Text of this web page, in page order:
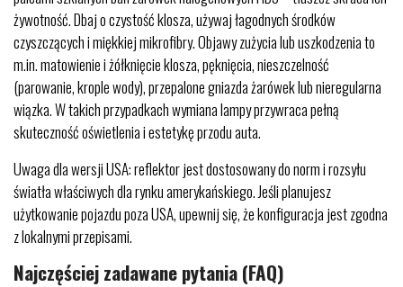
żywotność. Dbaj o czystość klosza, używaj łagodnych środków
czyszczących i miękkiej mikrofibry. Objawy zużycia lub uszkodzenia to
m.in. matowienie i żółknięcie klosza, pęknięcia, nieszczelność
(parowanie, krople wody), przepalone gniazda żarówek lub nieregularna
wiązka. W takich przypadkach wymiana lampy przywraca pełną
skuteczność oświetlenia i estetykę przodu auta.
Uwaga dla wersji USA: reflektor jest dostosowany do norm i rozsyłu
światła właściwych dla rynku amerykańskiego. Jeśli planujesz
użytkowanie pojazdu poza USA, upewnij się, że konfiguracja jest zgodna
z lokalnymi przepisami.
Najczęściej zadawane pytania (FAQ)